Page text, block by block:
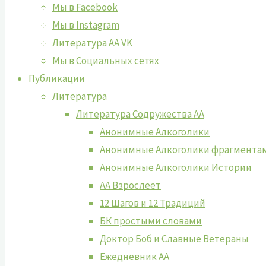
Мы в Facebook
Мы в Instagram
Литература АА VK
Мы в Социальных сетях
Публикации
Литература
Литература Содружества АА
Анонимные Алкоголики
Анонимные Алкоголики
Анонимные Алкоголики Истории
АА Взрослеет
12 Шагов и 12 Традиций
БК простыми словами
Доктор Боб и Славные Ветераны
Ежедневник АА